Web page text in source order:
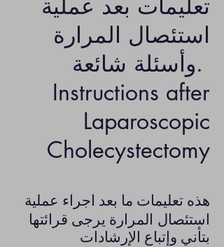
استئصال المرارة
وأسئلة شائعة.
Instructions after
Laparoscopic
Cholecystectomy
هذه تعليمات ما بعد اجراء عملية
استئصال المرارة يرجى قرائتها
بتأني وإتباع الإرشادات